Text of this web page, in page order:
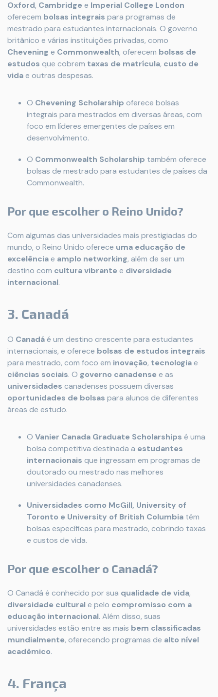
Oxford, Cambridge e Imperial College London
oferecem bolsas integrais para programas de
mestrado para estudantes internacionais. O governo
britânico e várias instituições privadas, como
Chevening e Commonwealth, oferecem bolsas de
estudos que cobrem taxas de matrícula, custo de
vidae outras despesas.
O Chevening Scholarship oferece bolsas
integrais para mestrados em diversas áreas, com
foco em líderes emergentes de países em
desenvolvimento.
O Commonwealth Scholarship também oferece
bolsas de mestrado para estudantes de países da
Commonwealth.
Por que escolher o Reino Unido?
Com algumas das universidades mais prestigiadas do
mundo, o Reino Unido oferece uma educação de
excelênciae amplo networking, além de ser um
destino com cultura vibrante e diversidade
internacional.
3. Canadá
O Canadáé um destino crescente para estudantes
internacionais, e oferece bolsas de estudos integrais
para mestrado, com foco em inovação, tecnologiae
ciências sociais. O governo canadense e as
universidades canadenses possuem diversas
oportunidades de bolsas para alunos de diferentes
áreas de estudo.
O Vanier Canada Graduate Scholarships é uma
bolsa competitiva destinada a estudantes
internacionais que ingressam em programas de
doutorado ou mestrado nas melhores
universidades canadenses.
Universidades como McGill, University of
Toronto e University of British Columbia têm
bolsas específicas para mestrado, cobrindo taxas
e custos de vida.
Por que escolher o Canadá?
O Canadá é conhecido por sua qualidade de vida,
diversidade cultural e pelo compromisso com a
educação internacional. Além disso, suas
universidades estão entre as mais bem classificadas
mundialmente, oferecendo programas de alto nível
acadêmico.
4. França